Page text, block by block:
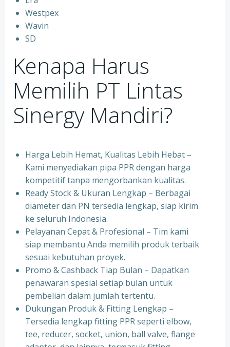
⁠Westpex
⁠Wavin
⁠SD
Kenapa Harus
Memilih PT Lintas
Sinergy Mandiri?
Harga Lebih Hemat, Kualitas Lebih Hebat –
Kami menyediakan pipa PPR dengan harga
kompetitif tanpa mengorbankan kualitas.
⁠Ready Stock & Ukuran Lengkap – Berbagai
diameter dan PN tersedia lengkap, siap kirim
ke seluruh Indonesia.
⁠Pelayanan Cepat & Profesional – Tim kami
siap membantu Anda memilih produk terbaik
sesuai kebutuhan proyek.
⁠Promo & Cashback Tiap Bulan – Dapatkan
penawaran spesial setiap bulan untuk
pembelian dalam jumlah tertentu.
⁠Dukungan Produk & Fitting Lengkap –
Tersedia lengkap fitting PPR seperti elbow,
tee, reducer, socket, union, ball valve, flange